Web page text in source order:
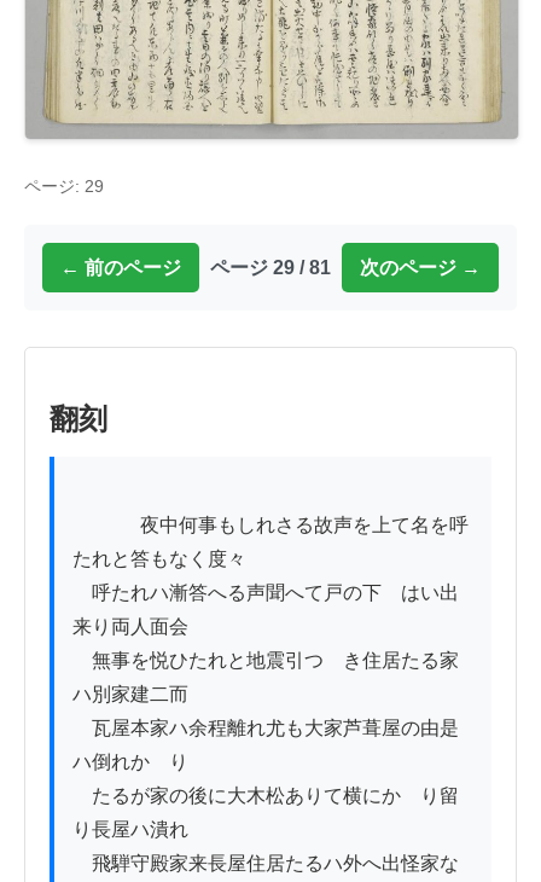
ページ: 29
← 前のページ ページ 29 / 81 次のページ →
翻刻
たれと答もなく度々
呼たれハ漸答へる声聞へて戸の下ゟはい出
来り両人面会
無事を悦ひたれと地震引つゝき住居たる家
ハ別家建二而
瓦屋本家ハ余程離れ尤も大家芦葺屋の由是
ハ倒れかゝり
たるが家の後に大木松ありて横にかゝり留
り長屋ハ潰れ
飛騨守殿家来長屋住居たるハ外へ出怪家な